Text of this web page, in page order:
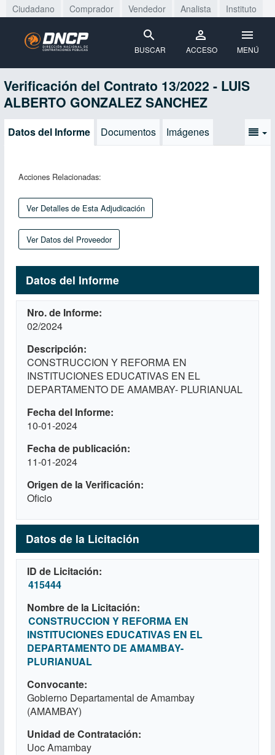
Ciudadano Comprador Vendedor Analista Instituto
BUSCAR ACCESO MENÚ
Verificación del Contrato 13/2022 - LUIS
ALBERTO GONZALEZ SANCHEZ
Datos del Informe Documentos Imágenes
Acciones Relacionadas:
Ver Detalles de Esta Adjudicación
Ver Datos del Proveedor
Datos del Informe
Nro. de Informe
02/2024
Descripción
CONSTRUCCION Y REFORMA EN
INSTITUCIONES EDUCATIVAS EN EL
DEPARTAMENTO DE AMAMBAY- PLURIANUAL
Fecha del Informe
10-01-2024
Fecha de publicación
11-01-2024
Origen de la Verificación
Oficio
Datos de la Licitación
ID de Licitación
415444
Nombre de la Licitación
CONSTRUCCION Y REFORMA EN
INSTITUCIONES EDUCATIVAS EN EL
DEPARTAMENTO DE AMAMBAY-
PLURIANUAL
Convocante
Gobierno Departamental de Amambay
(AMAMBAY)
Unidad de Contratación
Uoc Amambay